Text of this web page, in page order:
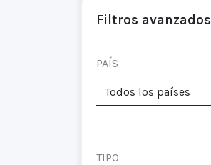
Filtros avanzados
PAÍS
TIPO